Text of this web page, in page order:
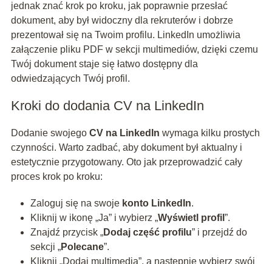
jednak znać krok po kroku, jak poprawnie przesłać
dokument, aby był widoczny dla rekruterów i dobrze
prezentował się na Twoim profilu. LinkedIn umożliwia
załączenie pliku PDF w sekcji multimediów, dzięki czemu
Twój dokument staje się łatwo dostępny dla
odwiedzających Twój profil.
Kroki do dodania CV na LinkedIn
Dodanie swojego CV na LinkedIn wymaga kilku prostych
czynności. Warto zadbać, aby dokument był aktualny i
estetycznie przygotowany. Oto jak przeprowadzić cały
proces krok po kroku:
Zaloguj się na swoje konto LinkedIn.
Kliknij w ikonę „Ja” i wybierz „Wyświetl profil ”.
Znajdź przycisk „Dodaj część profilu” i przejdź do
sekcji „Polecane”.
Kliknij „Dodaj multimedia”, a następnie wybierz swój